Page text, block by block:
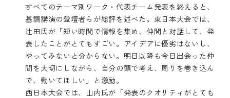
すべてのテーマ別ワーク・代表チーム発表を終えると、
基調講演の登壇者らが総評を述べた。東日本大会では、
辻田氏が「短い時間で情報を集め、仲間と対話して、発
表したことがとてもすごい。アイデアに優劣はないし、
やってみないと分からない。明日以降も今日出会った仲
間を大切にしながら、自分の頭で考え、周りを巻き込ん
で、動いてほしい」と激励。
西日本大会では、山内氏が「発表のクオリティがとても